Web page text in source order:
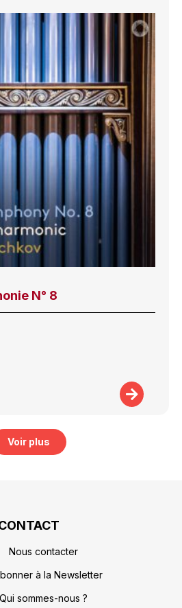
N° 8
Voir plus
Nous contacter
à la Newsletter
Qui sommes-nous ?